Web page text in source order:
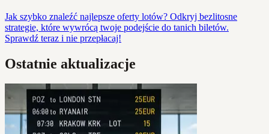
Jak szybko znaleźć najlepsze oferty lotów? Odkryj bezlitosne
strategie, które wywrócą twoje podejście do tanich biletów.
Sprawdź teraz i nie przepłacaj!
Ostatnie aktualizacje